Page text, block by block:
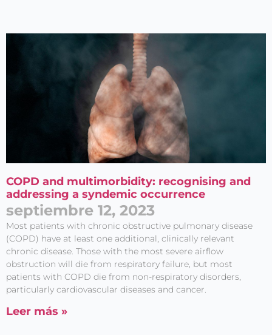
COPD and multimorbidity: recognising and
addressing a syndemic occurrence
septiembre 12, 2023
Most patients with chronic obstructive pulmonary disease
(COPD) have at least one additional, clinically relevant
chronic disease. Those with the most severe airflow
obstruction will die from respiratory failure, but most
patients with COPD die from non-respiratory disorders,
particularly cardiovascular diseases and cancer.
Leer más »